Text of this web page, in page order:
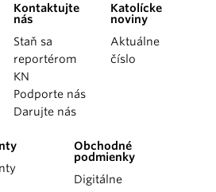
Kontaktujte
nás
Staň sa
reportérom
KN
Podporte nás
Darujte nás
Katolícke
noviny
Aktuálne
číslo
Obchodné
podmienky
Digitálne